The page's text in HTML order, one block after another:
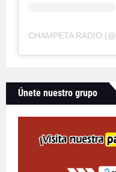
CHAMPETA RADIO (@
Únete nuestro grupo